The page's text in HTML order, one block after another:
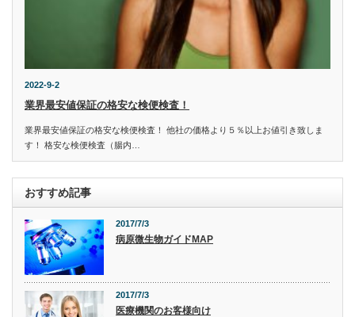
2022-9-2
業界最安値保証の格安な検便検査！
業界最安値保証の格安な検便検査！ 他社の価格より５％以上お値引き致しま
す！ 格安な検便検査（腸内…
おすすめ記事
2017/7/3
病原微生物ガイドMAP
2017/7/3
医療機関のお客様向け